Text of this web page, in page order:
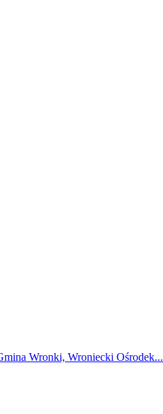
Wronki, Wroniecki Ośrodek...